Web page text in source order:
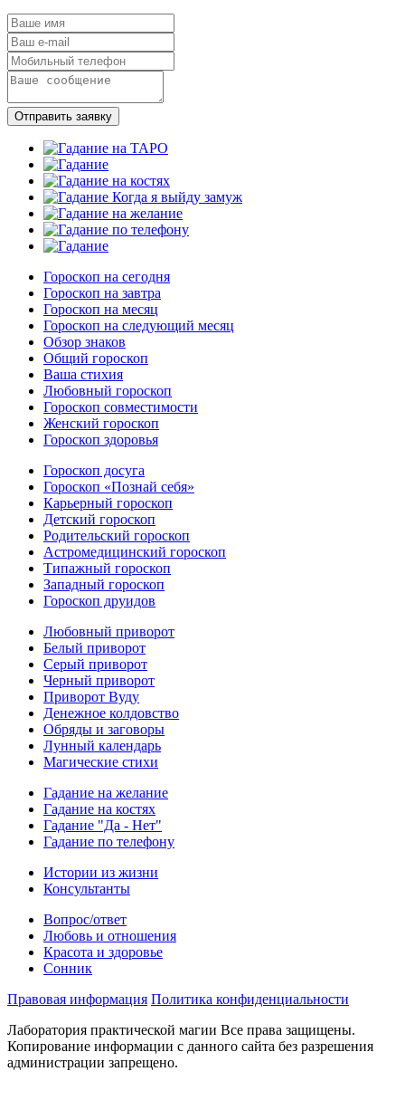
Отправить заявку
Гороскоп на сегодня
Гороскоп на завтра
Гороскоп на месяц
Гороскоп на следующий месяц
Обзор знаков
Общий гороскоп
Ваша стихия
Любовный гороскоп
Гороскоп совместимости
Женский гороскоп
Гороскоп здоровья
Гороскоп досуга
Гороскоп «Познай себя»
Карьерный гороскоп
Детский гороскоп
Родительский гороскоп
Астромедицинский гороскоп
Типажный гороскоп
Западный гороскоп
Гороскоп друидов
Любовный приворот
Белый приворот
Серый приворот
Черный приворот
Приворот Вуду
Денежное колдовство
Обряды и заговоры
Лунный календарь
Магические стихи
Гадание на желание
Гадание на костях
Гадание "Да - Нет"
Гадание по телефону
Истории из жизни
Консультанты
Вопрос/ответ
Любовь и отношения
Красота и здоровье
Сонник
Правовая информация Политика конфиденциальности
Лаборатория практической магии Все права защищены.
Копирование информации с данного сайта без разрешения
администрации запрещено.